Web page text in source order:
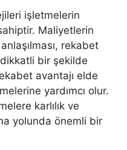
işletmelerin
Maliyetlerin
rekabet
bir şekilde
avantajı elde
yardımcı olur.
karlılık ve
yolunda önemli bir